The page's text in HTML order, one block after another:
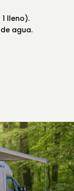
lleno).
agua.